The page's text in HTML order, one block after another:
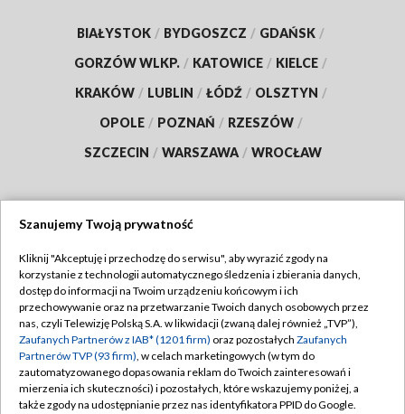
BIAŁYSTOK / BYDGOSZCZ / GDAŃSK /
GORZÓW WLKP. / KATOWICE / KIELCE /
KRAKÓW / LUBLIN / ŁÓDŹ / OLSZTYN /
OPOLE / POZNAŃ / RZESZÓW /
SZCZECIN / WARSZAWA / WROCŁAW
TVP
Abonament TVP
Emisja w TVP
Centrum informacji TVP
Naziemna Telewizja Cyfrowa
Regulamin TVP
Polityka prywatności
Moje zgody
Pomoc
Szanujemy Twoją prywatność
Kliknij "Akceptuję i przechodzę do serwisu", aby wyrazić zgody na
korzystanie z technologii automatycznego śledzenia i zbierania danych,
dostęp do informacji na Twoim urządzeniu końcowym i ich
przechowywanie oraz na przetwarzanie Twoich danych osobowych przez
nas, czyli Telewizję Polską S.A. w likwidacji (zwaną dalej również „TVP”),
Zaufanych Partnerów z IAB* (1201 firm) oraz pozostałych Zaufanych
Partnerów TVP (93 firm), w celach marketingowych (w tym do
zautomatyzowanego dopasowania reklam do Twoich zainteresowań i
mierzenia ich skuteczności) i pozostałych, które wskazujemy poniżej, a
także zgody na udostępnianie przez nas identyfikatora PPID do Google.